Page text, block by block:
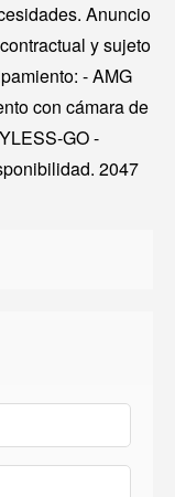
Anuncio
y sujeto
- AMG
con cámara de
GO -
2047